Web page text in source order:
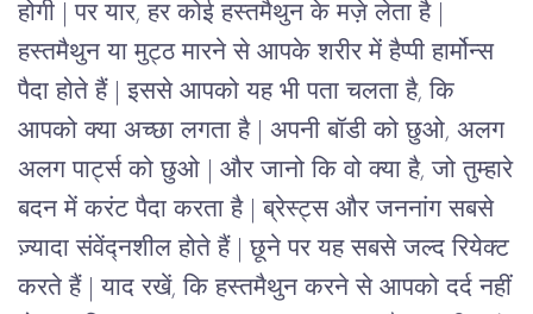
होगी | पर यार, हर कोई हस्तमैथुन के मज़े लेता है |
हस्तमैथुन यामुट्ठमारने से आपके शरीर में हैप्पी हार्मोन्स
पैदा होते हैं | इससे आपको यह भी पता चलता है, कि
आपको क्या अच्छा लगता है | अपनी बॉडी को छुओ, अलग
अलग पार्ट्स को छुओ | और जानो कि वो क्या है, जो तुम्हारे
बदन में करंट पैदा करता है | ब्रेस्ट्स और जननांग सबसे
ज़्यादा संवेंद्नशील होते हैं | छूने पर यह सबसे जल्द रियेक्ट
करते हैं | याद रखें, कि हस्तमैथुन करने से आपको दर्द नहीं